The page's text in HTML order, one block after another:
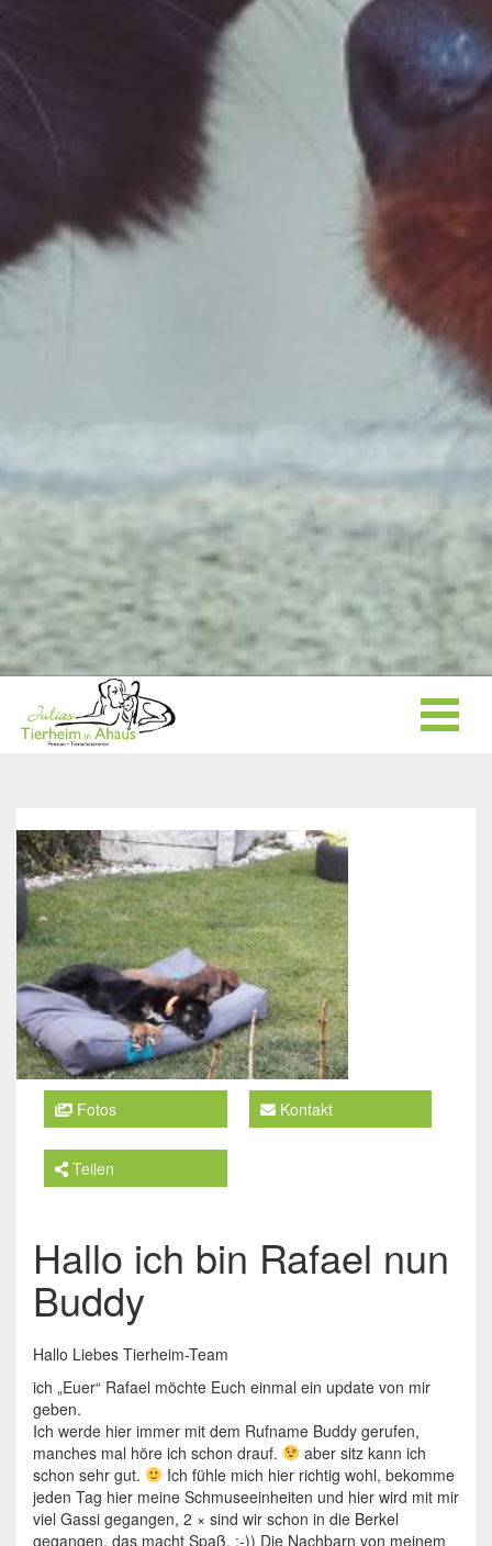
Fotos Kontakt
Teilen
Hallo ich bin Rafael nun
Buddy
Hallo Liebes Tierheim-Team
ich „Euer“ Rafael möchte Euch einmal ein update von mir
geben.
Ich werde hier immer mit dem Rufname Buddy gerufen,
manches mal höre ich schon drauf.
aber sitz kann ich
schon sehr gut.
Ich fühle mich hier richtig wohl, bekomme
jeden Tag hier meine Schmuseeinheiten und hier wird mit mir
viel Gassi gegangen, 2 × sind wir schon in die Berkel
gegangen, das macht Spaß. :-)) Die Nachbarn von meinem